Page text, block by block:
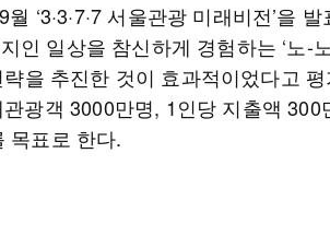
‘3·3·7·7 서울관광 미래비전’을 발
인 일상을 참신하게 경험하는 ‘노-
을 추진한 것이 효과적이었다고
관광객 3000만명, 1인당 지출액 300
목표로 한다.